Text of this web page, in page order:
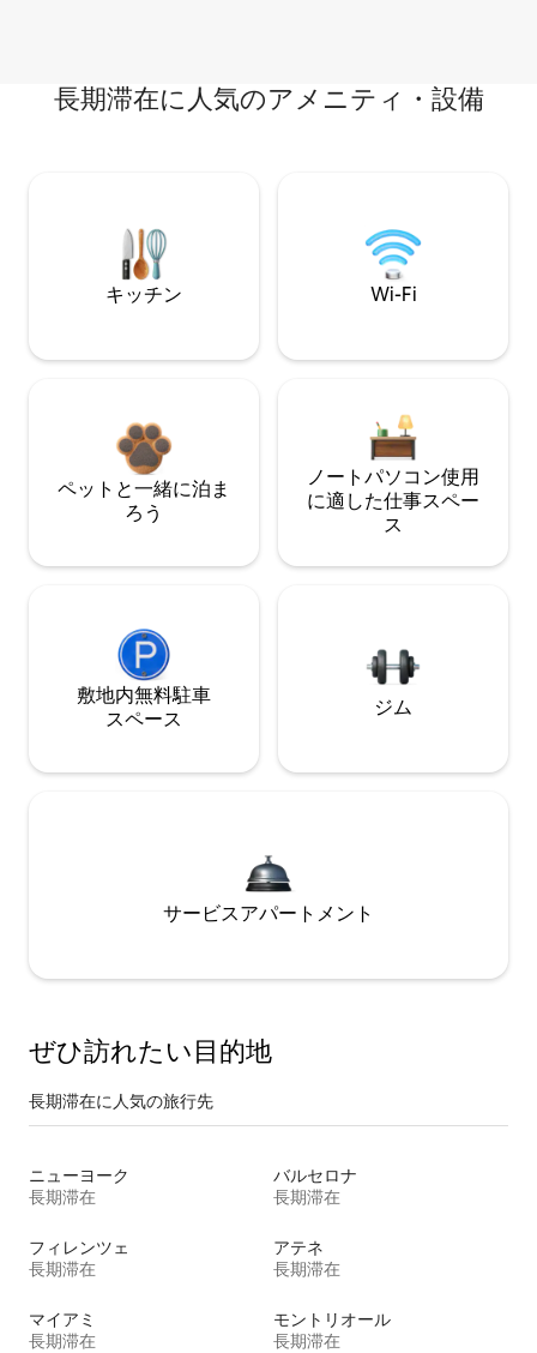
長期滞在に人気のアメニティ・設備
キッチン Wi-Fi
ペットと一緒に泊ま
ろう
ノートパソコン使用
に適した仕事スペー
ス
敷地内無料駐⁠車
ス⁠ペ⁠ー⁠ス
ジム
サービスアパートメント
ぜひ訪⁠れ⁠た⁠い目⁠的⁠地
長期滞在に人気の旅行先
ニューヨーク
長期滞在
バルセロナ
長期滞在
フィレンツェ
長期滞在
アテネ
長期滞在
マイアミ
長期滞在
モントリオール
長期滞在